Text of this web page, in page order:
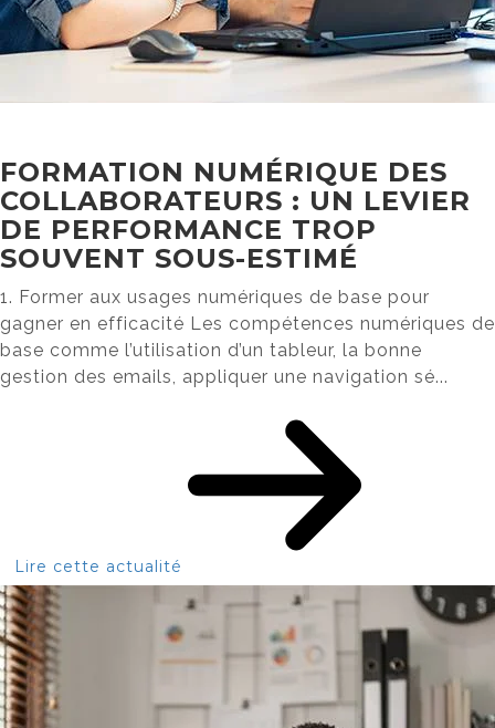
FORMATION NUMÉRIQUE DES
COLLABORATEURS : UN LEVIER
DE PERFORMANCE TROP
SOUVENT SOUS-ESTIMÉ
1. Former aux usages numériques de base pour
gagner en efficacité Les compétences numériques de
base comme l’utilisation d’un tableur, la bonne
gestion des emails, appliquer une navigation sé...
Lire cette actualité